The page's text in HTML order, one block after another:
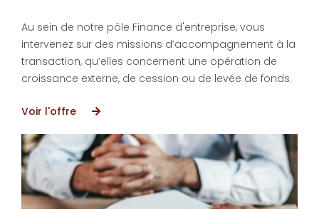
Au sein de notre pôle Finance d'entreprise, vous
intervenez sur des missions d’accompagnement à la
transaction, qu’elles concernent une opération de
croissance externe, de cession ou de levée de fonds.
Voir l'offre